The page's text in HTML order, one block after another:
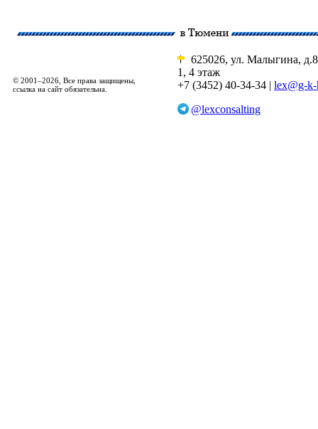
© 2001–2026, Все права защищены,
ссылка на сайт обязательна.
625026, ул. Малыгина,
1, 4 этаж
+7 (3452) 40-34-34 | lex@g-
@lexconsalting